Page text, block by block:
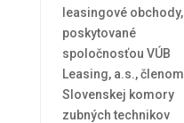
leasingové obchody,
poskytované
spoločnosťou VÚB
Leasing, a.s., členom
Slovenskej komory
zubných technikov